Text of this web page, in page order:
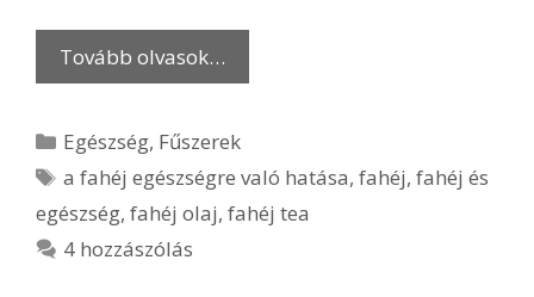
Tovább olvasok…
Kategória
Egészség, Fűszerek
Címkék
a fahéj egészségre való hatása,fahéj,fahéj és
egészség, fahéj olaj, fahéj tea
4 hozzászólás